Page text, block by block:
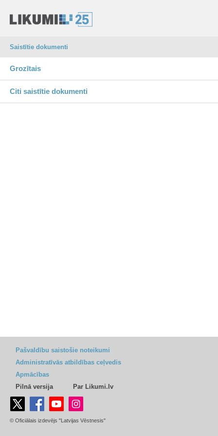
Saistītie dokumenti
Grozītais
Citi saistītie dokumenti
Pašvaldību saistošie noteikumi
Administratīvās atbildības ceļvedis
Apmācības
Pilnā versija
Par Likumi.lv
© Oficiālais izdevējs "Latvijas Vēstnesis"